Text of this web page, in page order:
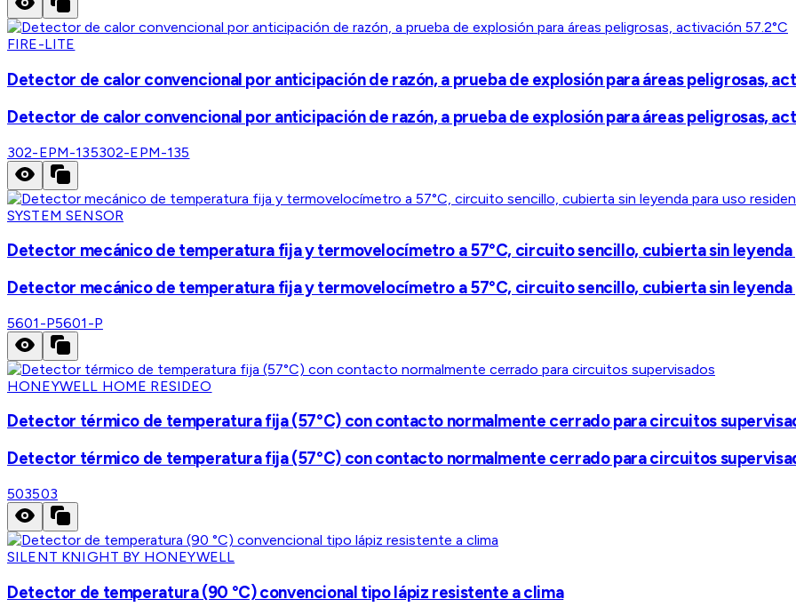
FIRE-LITE
Detector de calor convencional por anticipación de razón, a prueba de explosión para áreas peligrosas,
Detector de calor convencional por anticipación de razón, a prueba de explosión para áreas peligrosas,
302-EPM-135302-EPM-135
SYSTEM SENSOR
Detector mecánico de temperatura fija y termovelocímetro a 57°C, circuito sencillo, cubierta sin leyenda
Detector mecánico de temperatura fija y termovelocímetro a 57°C, circuito sencillo, cubierta sin leyenda
5601-P5601-P
HONEYWELL HOME RESIDEO
Detector térmico de temperatura fija (57°C) con contacto normalmente cerrado para circuitos
Detector térmico de temperatura fija (57°C) con contacto normalmente cerrado para circuitos
503503
SILENT KNIGHT BY HONEYWELL
Detector de temperatura (90 °C) convencional tipo lápiz resistente a clima